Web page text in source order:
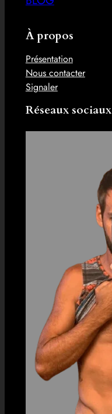
À propos
Présentation
Nous contacter
Signaler
Réseaux sociaux